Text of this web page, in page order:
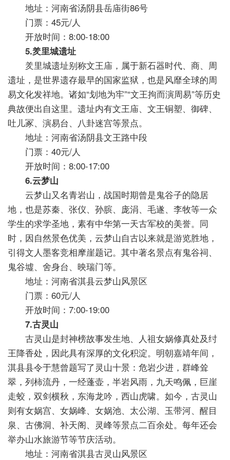
地址：河南省汤阴县岳庙街86号
门票：45元/人
开放时间：8:00-18:00
5.羑里城遗址
羑里城遗址别称文王庙，属于新石器时代、商、周
遗址，是世界遗存最早的国家监狱，也是风靡全球的周
易文化发祥地。诸如“划地为牢”“文王拘而演周易”等历史
典故便出自这里。遗址内有文王庙、文王铜塑、御碑、
吐儿冢、演易台、八卦迷宫等景点。
地址：河南省汤阴县文王路中段
门票：40元/人
开放时间：8:00-17:00
6.云梦山
云梦山又名青岩山，战国时期曾是鬼谷子的隐居
地，也是苏秦、张仪、孙膑、庞涓、毛遂、李牧等一众
学生的求学圣地，素有中华第一天古军校的美誉。同
时，因自然景色优美，云梦山自古以来就是游览胜地，
引得文人墨客竞相摩崖题记。其中著名景点有鬼谷祠、
鬼谷墟、舍身台、映瑞门等。
地址：河南省淇县云梦山风景区
门票：60元/人
开放时间：7:00-19:00
7.古灵山
古灵山是封神榜故事发生地、人祖女娲修真处及纣
王降香处，因此具有深厚的文化积淀。明朝嘉靖年间，
淇县县令于慧曾题写了灵山十景：危岩少进，群峰耸
翠，列柿流丹，一经蓬壶，半岩风雨，九天鸣佩，巨崖
走蛟，双剑横秋，东海龙吟，西山虎啸。如今，古灵山
则有女娲宫、女娲峰、女娲池、太公湖、玉带河、醒目
泉、古佛洞、补天阁、灵峰等景点二百余处。每年还会
举办山水旅游节等节庆活动。
地址：河南省淇县古灵山风景区